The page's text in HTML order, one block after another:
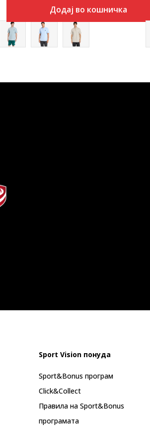
Додај во кошничка
Sport Vision понуда
Sport&Bonus програм
Click&Collect
Правила на Sport&Bonus
програмата